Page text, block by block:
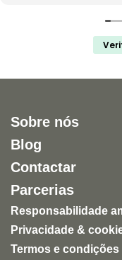
A Rewilding
turismo de
experiência, a
conhecimento e a
entretenimento
Uma experiência
recomendável para
de forma ética e
Sobre nós
Blog
Contactar
Parcerias
Responsabilidade
Privacidade &
Termos e condições